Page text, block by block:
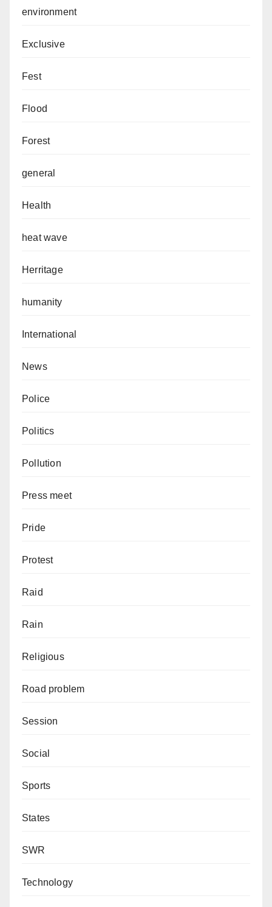
environment
Exclusive
Fest
Flood
Forest
general
Health
heat wave
Herritage
humanity
International
News
Police
Politics
Pollution
Press meet
Pride
Protest
Raid
Rain
Religious
Road problem
Session
Social
Sports
States
SWR
Technology